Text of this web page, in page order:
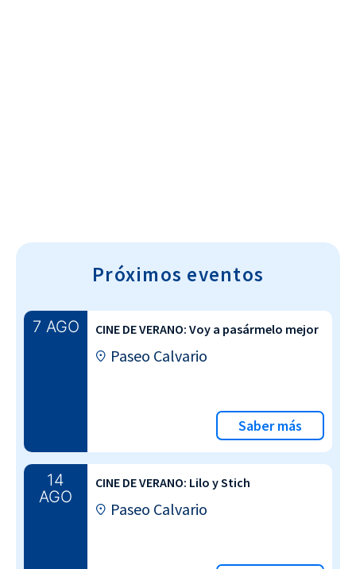
Próximos eventos
7 AGO CINE DE VERANO: Voy a pasármelo mejor
Paseo Calvario
Saber más
14
AGO
CINE DE VERANO: Lilo y Stich
Paseo Calvario